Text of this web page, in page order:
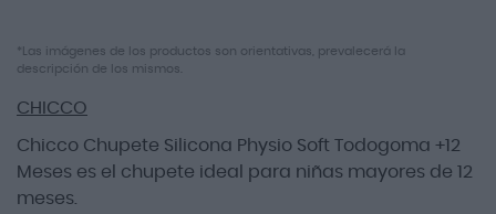
Saltar
al
de
la
de
imágenes
*Las imágenes de los productos son orientativas, prevalecerá la
descripción de los mismos.
CHICCO
Chicco Chupete Silicona Physio Soft Todogoma +12
Meses es el chupete ideal para niñas mayores de 12
meses.